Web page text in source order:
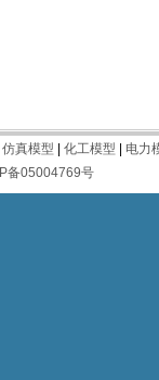
仿真模型 化工模型
电力
备05004769号